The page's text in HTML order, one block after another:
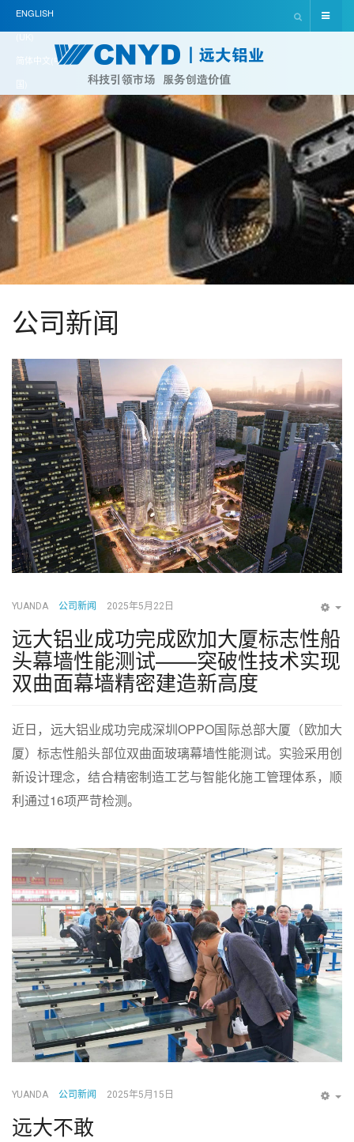
ENGLISH
(UK)
简体中文(中
国)
公司新闻
YUANDA 公司新闻 2025年5月22日
远大铝业成功完成欧加大厦标志性船
头幕墙性能测试——突破性技术实现
双曲面幕墙精密建造新高度
近日，远大铝业成功完成深圳OPPO国际总部大厦（欧加大
厦）标志性船头部位双曲面玻璃幕墙性能测试。实验采用创
新设计理念，结合精密制造工艺与智能化施工管理体系，顺
利通过16项严苛检测。
YUANDA 公司新闻 2025年5月15日
远大不敢